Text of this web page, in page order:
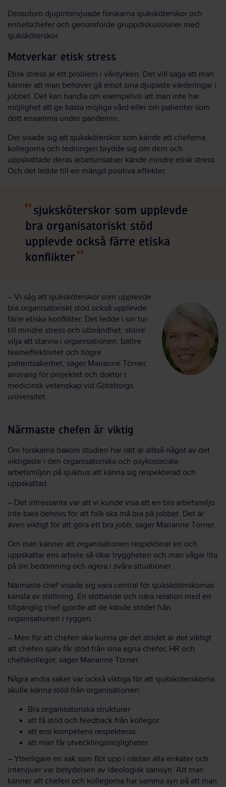
Dessutom djupintervjuade forskarna sjuksköterskor och
enhetschefer och genomförde gruppdiskussioner med
sjuksköterskor.
Motverkar etisk stress
Etisk stress är ett problem i vårdyrken. Det vill säga att man
känner att man behöver gå emot sina djupaste värderingar i
jobbet. Det kan handla om exempelvis att man inte har
möjlighet att ge bästa möjliga vård eller om patienter som
dött ensamma under pandemin.
Det visade sig att sjuksköterskor som kände att cheferna,
kollegorna och ledningen brydde sig om dem och
uppskattade deras arbetsinsatser kände mindre etisk stress.
Och det ledde till en mängd positiva effekter.
sjuksköterskor som upplevde
bra organisatoriskt stöd
upplevde också färre etiska
konflikter
– Vi såg att sjuksköterskor som upplevde
bra organisatoriskt stöd också upplevde
färre etiska konflikter. Det ledde i sin tur
till mindre stress och utbrändhet, större
vilja att stanna i organisationen, bättre
teameffektivitet och högre
patientsäkerhet, säger Marianne Törner,
ansvarig för projektet och doktor i
medicinsk vetenskap vid Göteborgs
universitet.
Närmaste chefen är viktig
Om forskarna bakom studien har rätt är alltså något av det
viktigaste i den organisatoriska och psykosociala
arbetsmiljön på sjukhus att känna sig respekterad och
uppskattad.
– Det intressanta var att vi kunde visa att en bra arbetsmiljö
inte bara behövs för att folk ska må bra på jobbet. Det är
även viktigt för att göra ett bra jobb, säger Marianne Törner.
Om man känner att organisationen respekterar en och
uppskattar ens arbete så ökar tryggheten och man vågar lita
på sin bedömning och agera i svåra situationer.
Närmaste chef visade sig vara central för sjuksköterskornas
känsla av stöttning. En stöttande och nära relation med en
tillgänglig chef gjorde att de kände stödet från
organisationen i ryggen.
– Men för att chefen ska kunna ge det stödet är det viktigt
att chefen själv får stöd från sina egna chefer, HR och
chefskollegor, säger Marianne Törner.
Några andra saker var också viktiga för att sjuksköterskorna
skulle känna stöd från organisationen:
Bra organisatoriska strukturer
att få stöd och feedback från kollegor
att ens kompetens respekteras
att man får utvecklingsmöjligheter.
– Ytterligare en sak som flöt upp i nästan alla enkäter och
intervjuer var betydelsen av ideologisk samsyn. Att man
känner att chefen och kollegorna har samma syn på att man